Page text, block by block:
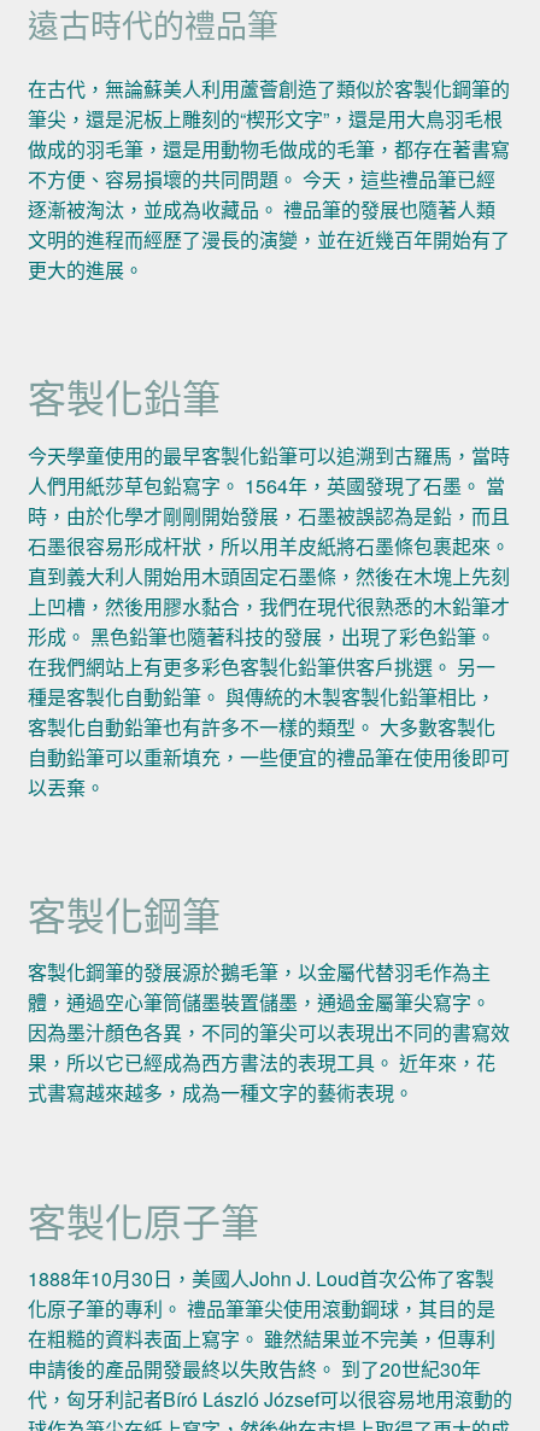
遠古時代的禮品筆
在古代，無論蘇美人利用蘆薈創造了類似於客製化鋼筆的
筆尖，還是泥板上雕刻的“楔形文字”，還是用大鳥羽毛根
做成的羽毛筆，還是用動物毛做成的毛筆，都存在著書寫
不方便、容易損壞的共同問題。 今天，這些禮品筆已經
逐漸被淘汰，並成為收藏品。 禮品筆的發展也隨著人類
文明的進程而經歷了漫長的演變，並在近幾百年開始有了
更大的進展。
客製化鉛筆
今天學童使用的最早客製化鉛筆可以追溯到古羅馬，當時
人們用紙莎草包鉛寫字。 1564年，英國發現了石墨。 當
時，由於化學才剛剛開始發展，石墨被誤認為是鉛，而且
石墨很容易形成杆狀，所以用羊皮紙將石墨條包裹起來。
直到義大利人開始用木頭固定石墨條，然後在木塊上先刻
上凹槽，然後用膠水黏合，我們在現代很熟悉的木鉛筆才
形成。 黑色鉛筆也隨著科技的發展，出現了彩色鉛筆。
在我們網站上有更多彩色客製化鉛筆供客戶挑選。 另一
種是客製化自動鉛筆。 與傳統的木製客製化鉛筆相比，
客製化自動鉛筆也有許多不一樣的類型。 大多數客製化
自動鉛筆可以重新填充，一些便宜的禮品筆在使用後即可
以丟棄。
客製化鋼筆
客製化鋼筆的發展源於鵝毛筆，以金屬代替羽毛作為主
體，通過空心筆筒儲墨裝置儲墨，通過金屬筆尖寫字。
因為墨汁顏色各異，不同的筆尖可以表現出不同的書寫效
果，所以它已經成為西方書法的表現工具。 近年來，花
式書寫越來越多，成為一種文字的藝術表現。
客製化原子筆
1888年10月30日，美國人John J. Loud首次公佈了客製
化原子筆的專利。 禮品筆筆尖使用滾動鋼球，其目的是
在粗糙的資料表面上寫字。 雖然結果並不完美，但專利
申請後的產品開發最終以失敗告終。 到了20世紀30年
代，匈牙利記者Bíró László József可以很容易地用滾動的